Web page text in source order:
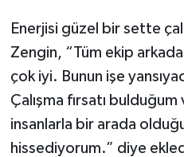
Enerjisi güzel bir sette
Zengin, “Tüm ekip
çok iyi. Bunun işe
Çalışma fırsatı
insanlarla bir arada
hissediyorum.” diye